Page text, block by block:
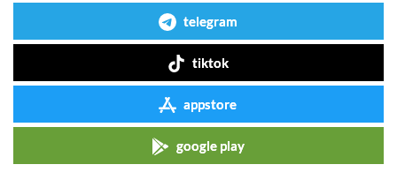
telegram
tiktok
appstore
google play